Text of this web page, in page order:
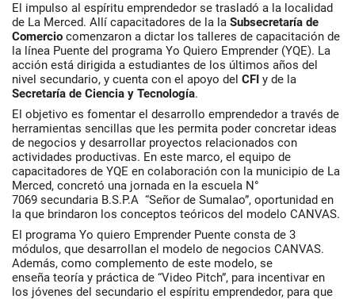
El impulso al espíritu emprendedor se trasladó a la localidad
de La Merced. Allí capacitadores de la la Subsecretaría de
Comercio comenzaron a dictar los talleres de capacitación de
la línea Puente del programa Yo Quiero Emprender (YQE). La
acción está dirigida a estudiantes de los últimos años del
nivel secundario, y cuenta con el apoyo del CFI y de la
Secretaría de Ciencia y Tecnología.
El objetivo es fomentar el desarrollo emprendedor a través de
herramientas sencillas que les permita poder concretar ideas
de negocios y desarrollar proyectos relacionados con
actividades productivas. En este marco, el equipo de
capacitadores de YQE en colaboración con la municipio de La
Merced, concretó una jornada en la escuela N°
7069 secundaria B.S.P.A “Señor de Sumalao”, oportunidad en
la que brindaron los conceptos teóricos del modelo CANVAS.
El programa Yo quiero Emprender Puente consta de 3
módulos, que desarrollan el modelo de negocios CANVAS.
Además, como complemento de este modelo, se
enseña teoría y práctica de “Video Pitch”, para incentivar en
los jóvenes del secundario el espíritu emprendedor, para que